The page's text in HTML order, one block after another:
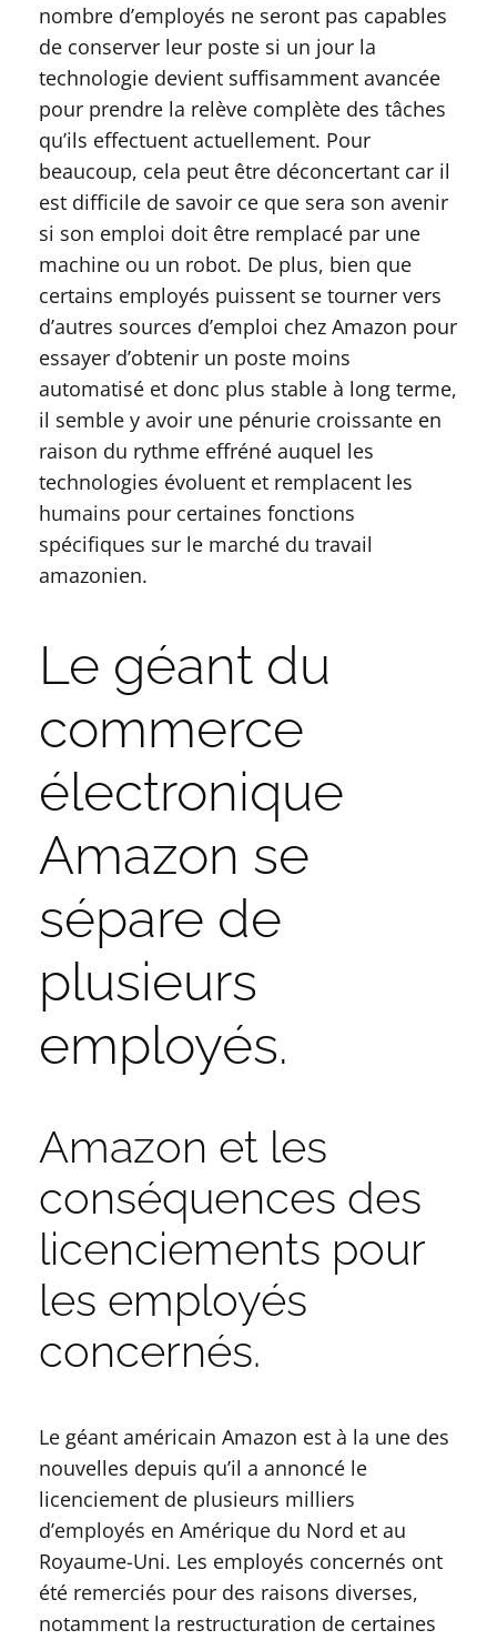
nombre d’employés ne seront pas capables
de conserver leur poste si un jour la
technologie devient suffisamment avancée
pour prendre la relève complète des tâches
qu’ils effectuent actuellement. Pour
beaucoup, cela peut être déconcertant car il
est difficile de savoir ce que sera son avenir
si son emploi doit être remplacé par une
machine ou un robot. De plus, bien que
certains employés puissent se tourner vers
d’autres sources d’emploi chez Amazon pour
essayer d’obtenir un poste moins
automatisé et donc plus stable à long terme,
il semble y avoir une pénurie croissante en
raison du rythme effréné auquel les
technologies évoluent et remplacent les
humains pour certaines fonctions
spécifiques sur le marché du travail
amazonien.
Le géant du
commerce
électronique
Amazon se
sépare de
plusieurs
employés.
Amazon et les
conséquences des
licenciements pour
les employés
concernés.
Le géant américain Amazon est à la une des
nouvelles depuis qu’il a annoncé le
licenciement de plusieurs milliers
d’employés en Amérique du Nord et au
Royaume-Uni. Les employés concernés ont
été remerciés pour des raisons diverses,
notamment la restructuration de certaines